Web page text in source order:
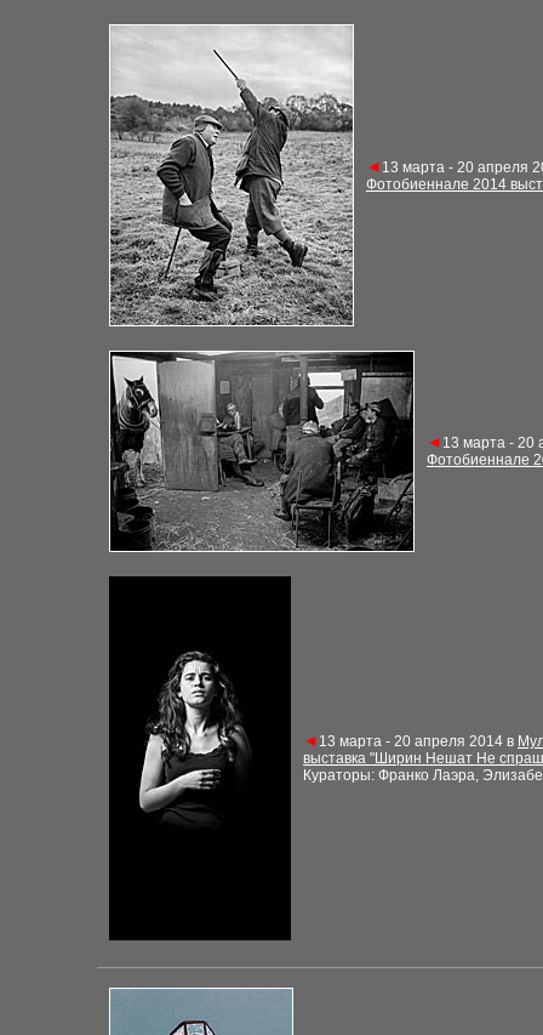
◄ 13 марта - 20 апреля
Фотобиеннале 2014
◄ 13 марта - 20
Фотобиеннале
◄ 13 марта - 20 апреля 2014 в
выставка "Ширин Нешат Не
Кураторы: Франко Лаэра,